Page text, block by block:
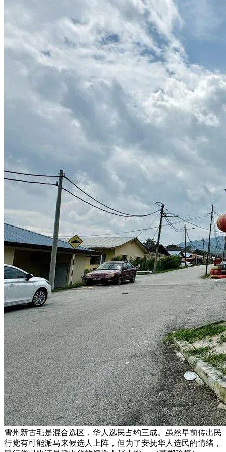
雪州新古毛是混合选区，华人选民占约三成。虽然早前传出民
行党有可能派马来候选人上阵，但为了安抚华人选民的情绪，